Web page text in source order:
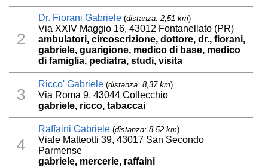
2
Dr. Fiorani Gabriele (distanza: 2,51 km)
Via XXIV Maggio 16, 43012 Fontanellato (PR)
ambulatori, circoscrizione, dottore, dr., fiorani,
gabriele, guarigione, medico di base, medico
di famiglia, pediatra, studi, visita
3
Ricco' Gabriele (distanza: 8,37 km)
Via Roma 9, 43044 Collecchio
gabriele, ricco, tabaccai
4
Raffaini Gabriele (distanza: 8,52 km)
Viale Matteotti 39, 43017 San Secondo
Parmense
gabriele, mercerie, raffaini